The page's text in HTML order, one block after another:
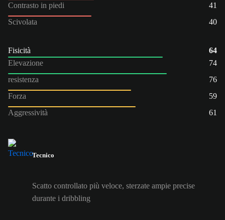
Contrasto in piedi
41
Scivolata
40
Fisicità
64
Elevazione
74
resistenza
76
Forza
59
Aggressività
61
Tecnico
Scatto controllato più veloce, sterzate ampie precise
durante i dribbling